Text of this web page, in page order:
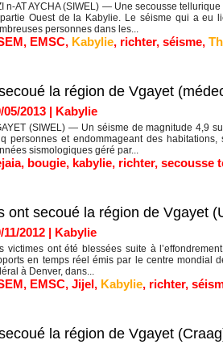
n-AT AYCHA (SIWEL) — Une secousse
Ouest de la Kabylie. Le séisme qui a eu
personnes dans les...
, EMSC, Kabylie, richter, séisme,
la région de Vgayet
05/2013 | Kabylie
(SIWEL) — Un séisme de magnitude 4,9
personnes et endommageant des
sismologiques géré par...
, bougie, kabylie, richter, secousse
ont secoué la région de Vgayet
11/2012 | Kabylie
victimes ont été blessées suite à
en temps réel émis par le centre mondial
à Denver, dans...
, EMSC, Jijel, Kabylie, richter,
la région de Vgayet